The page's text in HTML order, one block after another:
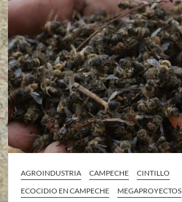
AGROINDUSTRIA CAMPECHE
CINTILLO
ECOCIDIO EN CAMPECHE
MEGAPROYECTOS